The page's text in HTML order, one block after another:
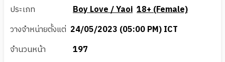
ประเภท
Boy Love / Yaoi 18+ (Female)
วางจำหน่ายตั้งแต่ 24/05/2023 (05:00 PM) ICT
จำนวนหน้า
197